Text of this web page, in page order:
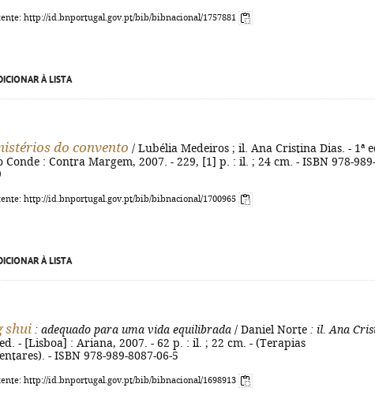
http://id.bnportugal.gov.pt/bib/bibnacional/1757881
À LISTA
do convento / Lubélia Medeiros ; il. Ana Cristina Dias. - 1ª
Conde : Contra Margem, 2007. - 229, [1] p. : il. ; 24 cm. - ISBN 978-989-
http://id.bnportugal.gov.pt/bib/bibnacional/1700965
À LISTA
shui : adequado para uma vida equilibrada / Daniel Norte : il. Ana
ed. - [Lisboa] : Ariana, 2007. - 62 p. : il. ; 22 cm. - (Terapias
- ISBN 978-989-8087-06-5
http://id.bnportugal.gov.pt/bib/bibnacional/1698913